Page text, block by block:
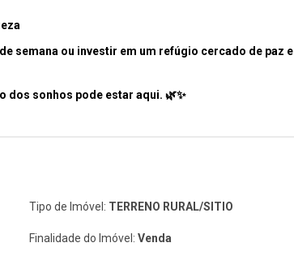
semana ou investir em um refúgio cercado de paz e
dos sonhos pode estar aqui. 🌿✨
Tipo de Imóvel: TERRENO RURAL/SITIO
Finalidade do Imóvel: Venda